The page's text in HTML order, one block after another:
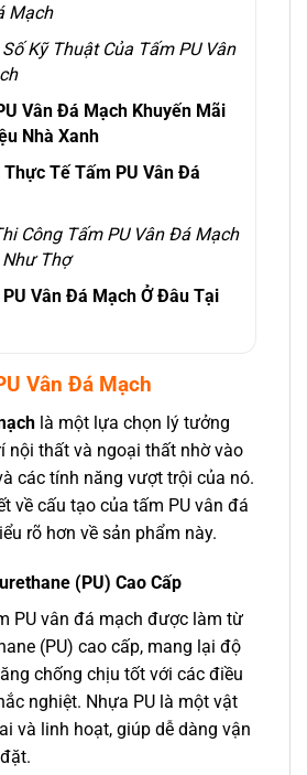
Mạch
Kỹ Thuật Của Tấm PU Vân
Vân Đá Mạch Khuyến Mãi
Nhà Xanh
Thực Tế Tấm PU Vân Đá
Công Tấm PU Vân Đá Mạch
Như Thợ
Vân Đá Mạch Ở Đâu Tại
Vân Đá Mạch
là một lựa chọn lý tưởng
nội thất và ngoại thất nhờ vào
các tính năng vượt trội của nó.
về cấu tạo của tấm PU vân đá
rõ hơn về sản phẩm này.
(PU) Cao Cấp
PU vân đá mạch được làm từ
(PU) cao cấp, mang lại độ
chống chịu tốt với các điều
nghiệt. Nhựa PU là một vật
và linh hoạt, giúp dễ dàng vận